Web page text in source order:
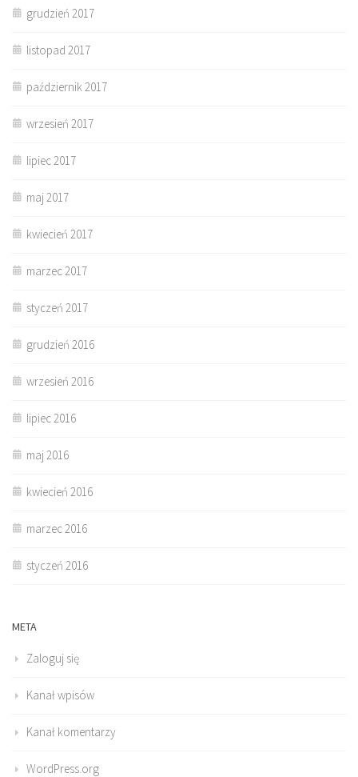
grudzień 2017
listopad 2017
październik 2017
wrzesień 2017
lipiec 2017
maj 2017
kwiecień 2017
marzec 2017
styczeń 2017
grudzień 2016
wrzesień 2016
lipiec 2016
maj 2016
kwiecień 2016
marzec 2016
styczeń 2016
META
Zaloguj się
Kanał wpisów
Kanał komentarzy
WordPress.org